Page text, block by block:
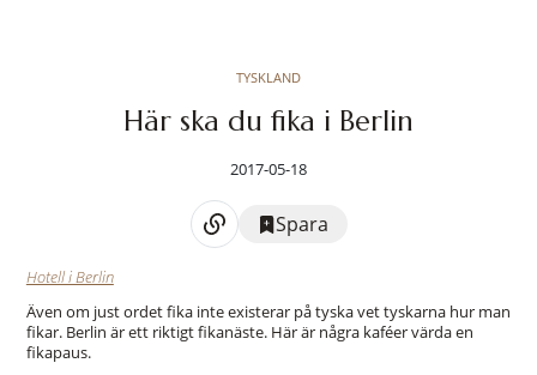
TYSKLAND
Här ska du fika i Berlin
2017-05-18
Spara
Hotell i Berlin
Även om just ordet fika inte existerar på tyska vet tyskarna hur man
fikar. Berlin är ett riktigt fikanäste. Här är några kaféer värda en
fikapaus.